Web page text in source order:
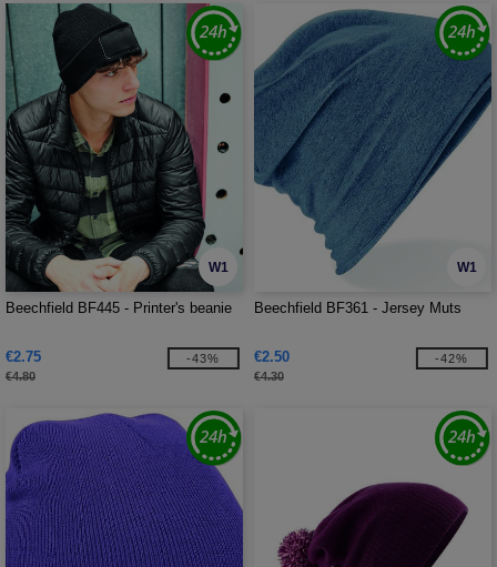
W1
Beechfield BF445 - Printer's beanie
€2.75
€4.80
-43%
W1
Beechfield BF361 - Jersey Muts
€2.50
€4.30
-42%